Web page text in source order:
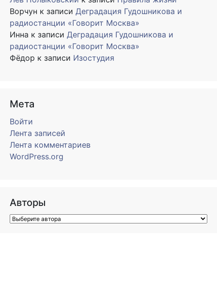
Ворчун к записи Деградация Гудошникова и
радиостанции «Говорит Москва»
Инна к записи Деградация Гудошникова и
радиостанции «Говорит Москва»
Фёдор к записи Изостудия
Мета
Войти
Лента записей
Лента комментариев
WordPress.org
Авторы